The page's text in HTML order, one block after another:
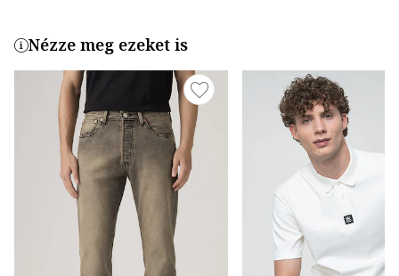
Nézze meg ezeket is